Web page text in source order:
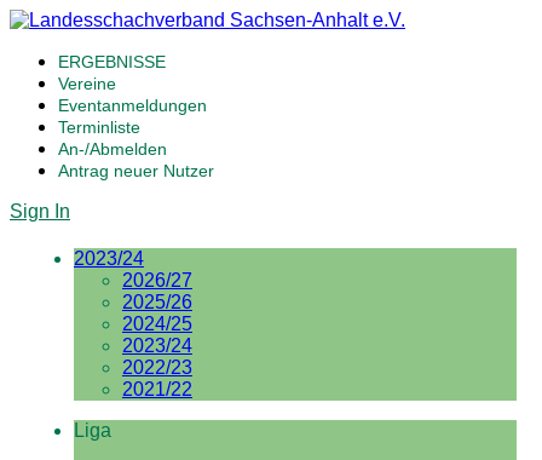
ERGEBNISSE
Vereine
Eventanmeldungen
Terminliste
An-/Abmelden
Antrag neuer Nutzer
Sign In
2023/24
2026/27
2025/26
2024/25
2023/24
2022/23
2021/22
Liga